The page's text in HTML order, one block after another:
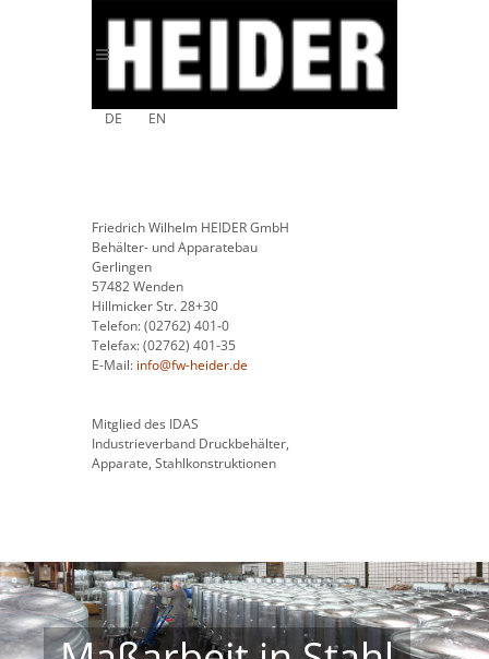
DE EN
Friedrich Wilhelm HEIDER GmbH
Behälter- und Apparatebau
Gerlingen
57482 Wenden
Hillmicker Str. 28+30
Telefon: (02762) 401-0
Telefax: (02762) 401-35
E-Mail: info@fw-heider.de
Mitglied des IDAS
Industrieverband Druckbehälter,
Apparate, Stahlkonstruktionen